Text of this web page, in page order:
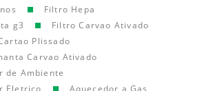
Filtro Hepa
g3
Filtro Carvao Ativado
Plissado
Carvao Ativado
de Ambiente
Eletrico
Aquecedor a Gas